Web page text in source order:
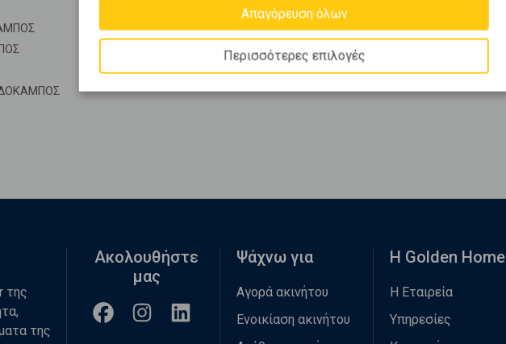
Απαγόρευση όλων
Περισσότερες επιλογές
της
της
Ακολουθήστε
μας
Ψάχνω για
Αγορά ακινήτου
Ενοικίαση ακινήτου
Η Golden Home
Η Εταιρεία
Υπηρεσίες